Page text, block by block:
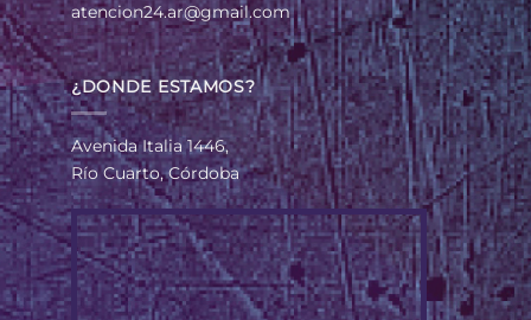
atencion24.ar@gmail.com
¿DONDE ESTAMOS?
Avenida Italia 1446,
Río Cuarto, Córdoba